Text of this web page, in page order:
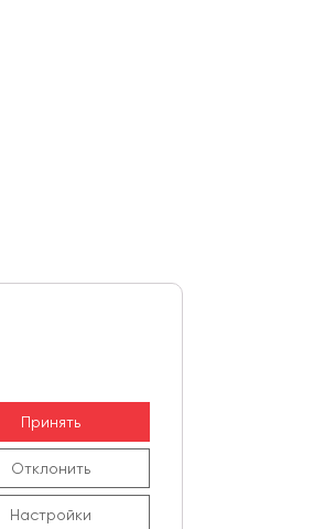
Принять
Отклонить
Настройки